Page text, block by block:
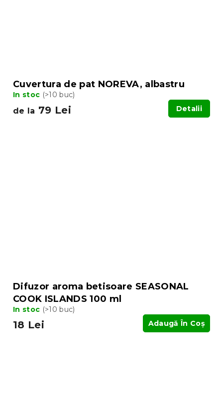
Cuvertura de pat NOREVA, albastru
In stoc (>10 buc)
de la 79 Lei Detalii
Difuzor aroma betisoare SEASONAL
COOK ISLANDS 100 ml
In stoc (>10 buc)
18 Lei Adaugă În Coş